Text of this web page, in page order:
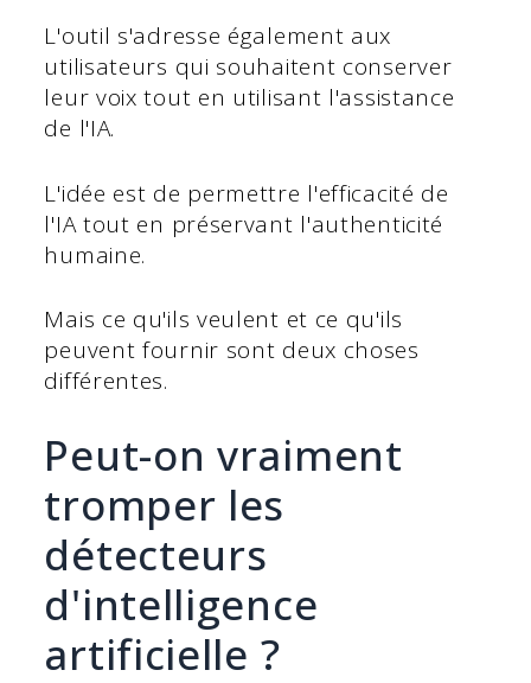
L'outil s'adresse également aux
utilisateurs qui souhaitent conserver
leur voix tout en utilisant l'assistance
de l'IA.
L'idée est de permettre l'efficacité de
l'IA tout en préservant l'authenticité
humaine.
Mais ce qu'ils veulent et ce qu'ils
peuvent fournir sont deux choses
différentes.
Peut-on vraiment
tromper les
détecteurs
d'intelligence
artificielle ?